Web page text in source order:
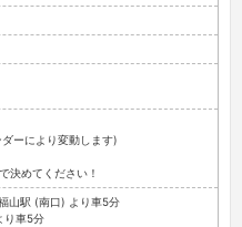
ーにより変動します)
決めてください！
山駅 (南口) より車5分
り車5分